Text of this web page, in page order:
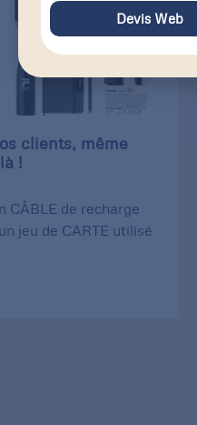
clients, même
!
CÂBLE de recharge
jeu de CARTE utilisé
Devis Web